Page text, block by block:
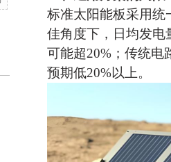
标准太阳能板采用统
佳角度下，日均发电
可能超20%；传统电
预期低20%以上。